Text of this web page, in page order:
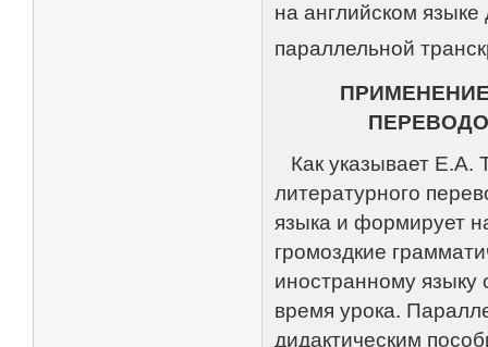
на английском языке
параллельной
Как указывает Е.А.
литературного
языка и формирует
громоздкие
иностранному языку
время урока.
дидактическим